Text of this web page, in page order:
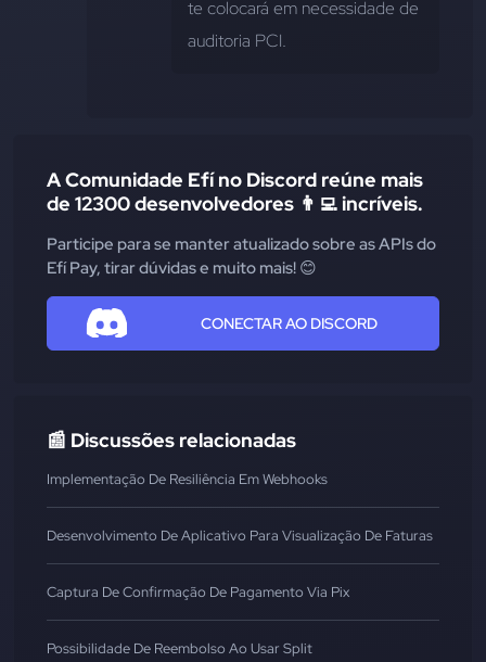
te colocará em necessidade de
auditoria PCI.
A Comunidade Efí no Discord reúne mais
de 12300 desenvolvedores 👨‍💻 incríveis.
Participe para se manter atualizado sobre as APIs do
Efí Pay, tirar dúvidas e muito mais! 😊
CONECTAR AO DISCORD
📰 Discussões relacionadas
Implementação De Resiliência Em Webhooks
Desenvolvimento De Aplicativo Para Visualização De Faturas
Captura De Confirmação De Pagamento Via Pix
Possibilidade De Reembolso Ao Usar Split